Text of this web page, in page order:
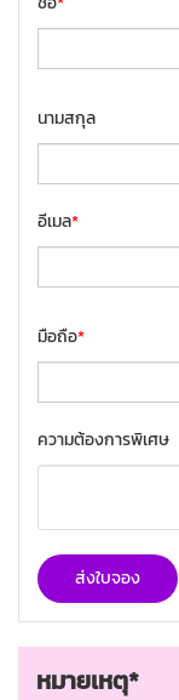
นามสกุล
อีเมล*
มือถือ*
ความต้องการพิเศษ
ส่งใบจอง
หมายเหตุ*